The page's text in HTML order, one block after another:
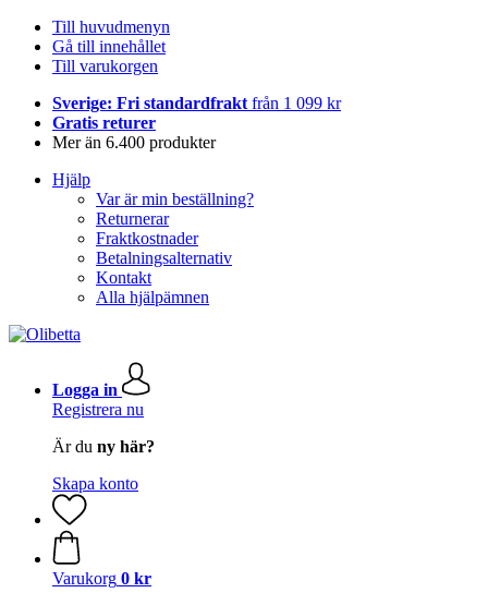
Till huvudmenyn
Gå till innehållet
Till varukorgen
Sverige: Fri standardfrakt från 1 099 kr
Gratis returer
Mer än 6.400 produkter
Hjälp
Var är min beställning?
Returnerar
Fraktkostnader
Betalningsalternativ
Kontakt
Alla hjälpämnen
Logga in
Registrera nu
Är du ny här?
Skapa konto
Varukorg 0 kr